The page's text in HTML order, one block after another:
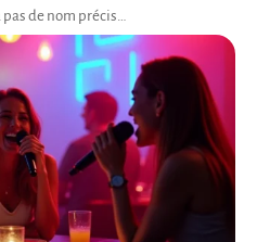
de nom précis…